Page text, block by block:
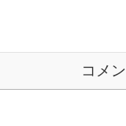
コメ